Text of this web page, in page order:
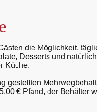
die Möglichkeit,
Desserts und natürlich
Küche.
gestellten
€ Pfand, der Behälter